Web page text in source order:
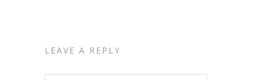
LEAVE A REPLY